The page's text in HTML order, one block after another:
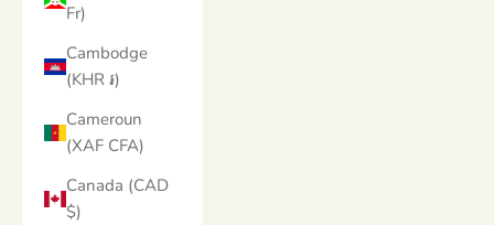
Fr)
Cambodge
(KHR ៛)
Cameroun
(XAF CFA)
Canada (CAD
$)